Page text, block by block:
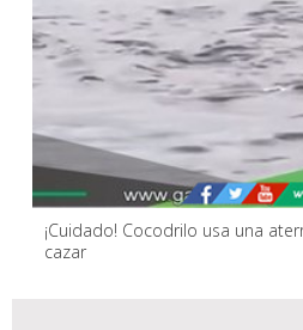
¡Cuidado! Cocodrilo usa una
cazar